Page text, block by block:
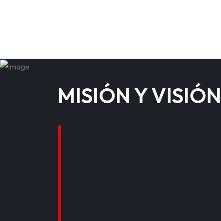
MISIÓN Y VISIÓN